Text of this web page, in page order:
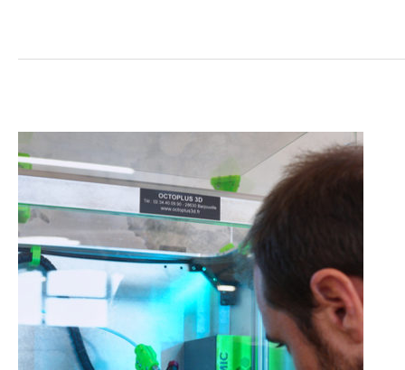
Lancer
son
activité
d’impression
3D
les
bootcamps